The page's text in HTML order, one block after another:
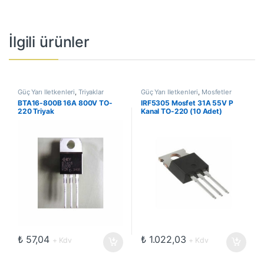
İlgili ürünler
Güç Yarı İletkenleri, Triyaklar
BTA16-800B 16A 800V TO-
220 Triyak
₺57,04 + Kdv
Güç Yarı İletkenleri, Mosfetler
IRF5305 Mosfet 31A 55V P
Kanal TO-220 (10 Adet)
₺1.022,03 + Kdv